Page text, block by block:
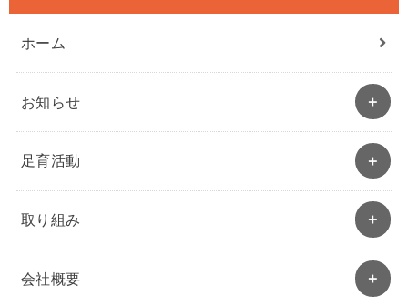
ホーム
お知らせ
足育活動
取り組み
会社概要